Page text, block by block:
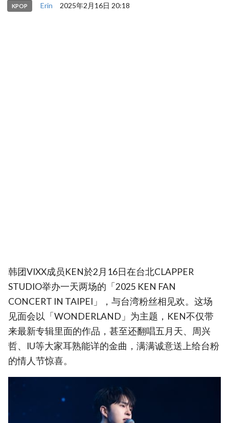
KPOP Erin 2025年2月16日 20:18
韩团VIXX成员KEN於2月16日在台北CLAPPER
STUDIO举办一天两场的「2025 KEN FAN
CONCERT IN TAIPEI」，与台湾粉丝相见欢。这场
见面会以「WONDERLAND」为主题，KEN不仅带
来最新专辑里面的作品，甚至还翻唱五月天、周兴
哲、IU等大家耳熟能详的金曲，满满诚意送上给台粉
的情人节惊喜。